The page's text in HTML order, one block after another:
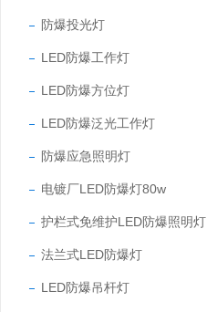
防爆投光灯
LED防爆工作灯
LED防爆方位灯
LED防爆泛光工作灯
防爆应急照明灯
电镀厂LED防爆灯80w
护栏式免维护LED防爆照明灯
法兰式LED防爆灯
LED防爆吊杆灯